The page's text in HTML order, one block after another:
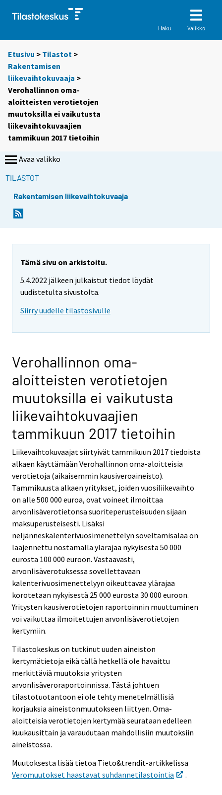
Haku Valikko
Etusivu > Tilastot >
Rakentamisen
liikevaihtokuvaaja >
Verohallinnon oma-
aloitteisten verotietojen
muutoksilla ei vaikutusta
liikevaihtokuvaajien
tammikuun 2017 tietoihin
Avaa valikko
TILASTOT
Rakentamisen liikevaihtokuvaaja
Tämä sivu on arkistoitu.
5.4.2022 jälkeen julkaistut tiedot löydät
uudistetulta sivustolta.
Siirry uudelle tilastosivulle
Verohallinnon oma-
aloitteisten verotietojen
muutoksilla ei vaikutusta
liikevaihtokuvaajien
tammikuun 2017 tietoihin
Liikevaihtokuvaajat siirtyivät tammikuun 2017 tiedoista
alkaen käyttämään Verohallinnon oma-aloitteisia
verotietoja (aikaisemmin kausiveroaineisto).
Tammikuusta alkaen yritykset, joiden vuosiliikevaihto
on alle 500 000 euroa, ovat voineet ilmoittaa
arvonlisäverotietonsa suoriteperusteisuuden sijaan
maksuperusteisesti. Lisäksi
neljänneskalenterivuosimenettelyn soveltamisalaa on
laajennettu nostamalla ylärajaa nykyisestä 50 000
eurosta 100 000 euroon. Vastaavasti,
arvonlisäverotuksessa sovellettavaan
kalenterivuosimenettelyyn oikeuttavaa ylärajaa
korotetaan nykyisestä 25 000 eurosta 30 000 euroon.
Yritysten kausiverotietojen raportoinnin muuttuminen
voi vaikuttaa ilmoitettujen arvonlisäverotietojen
kertymiin.
Tilastokeskus on tutkinut uuden aineiston
kertymätietoja eikä tällä hetkellä ole havaittu
merkittäviä muutoksia yritysten
arvonlisäveroraportoinnissa. Tästä johtuen
tilastotuotantoon ei ole tehty menetelmällisiä
korjauksia aineistonmuutokseen liittyen. Oma-
aloitteisia verotietojen kertymää seurataan edelleen
kuukausittain ja varaudutaan mahdollisiin muutoksiin
aineistossa.
Muutoksesta lisää tietoa Tieto&trendit-artikkelissa
Veromuutokset haastavat suhdannetilastointia
.